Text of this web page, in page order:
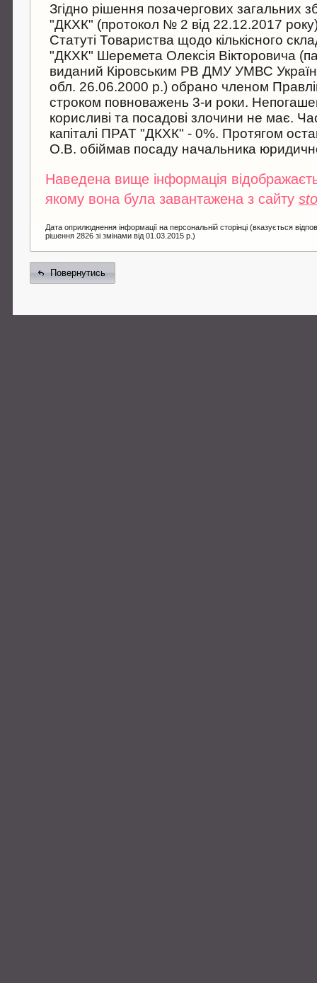
Згідно рішення позачергових загальних
"ДКХК" (протокол № 2 від 22.12.2017 року)
Статуті Товариства щодо кількісного
"ДКХК" Шеремета Олексія Вікторовича
виданий Кіровським РВ ДМУ УМВС
обл. 26.06.2000 р.) обрано членом
строком повноважень 3-и роки.
корисливі та посадові злочини не має.
капіталі ПРАТ "ДКХК" - 0%. Протягом
О.В. обіймав посаду начальника
Наведена вище інформація
якому вона була завантажена з сайту
Дата оприлюднення інформації на персональній сторінці (вказується
рішення 2826 зі змінами від 01.03.2015 р.)
Повернутись